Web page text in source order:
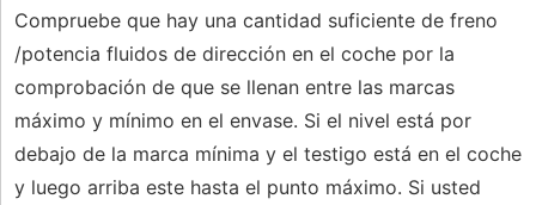
Compruebe que hay una cantidad suficiente de freno
/potencia fluidos de dirección en el coche por la
comprobación de que se llenan entre las marcas
máximo y mínimo en el envase. Si el nivel está por
debajo de la marca mínima y el testigo está en el coche
y luego arriba este hasta el punto máximo. Si usted